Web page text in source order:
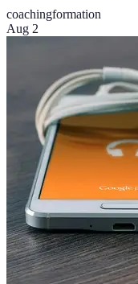
coachingformation
Aug 2